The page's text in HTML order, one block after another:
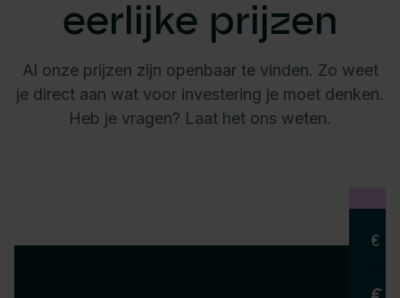
eerlijke prijzen
Al onze prijzen zijn openbaar te vinden. Zo weet
je direct aan wat voor investering je moet denken.
Heb je vragen? Laat het ons weten.
€